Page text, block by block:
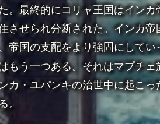
。最終的にコリャ王国はイン
させられ分断された。インカ
帝国の支配をより強固にしてい
もう一つある。それはマプチ
カ・ユパンキの治世中に起こ
。